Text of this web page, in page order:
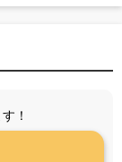
！